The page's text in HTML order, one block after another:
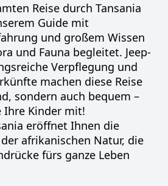
Reise durch Tansania
Guide mit
und großem Wissen
und Fauna begleitet. Jeep-
Verpflegung und
machen diese Reise
sondern auch bequem –
Ihre Kinder mit!
eröffnet Ihnen die
afrikanischen Natur, die
fürs ganze Leben